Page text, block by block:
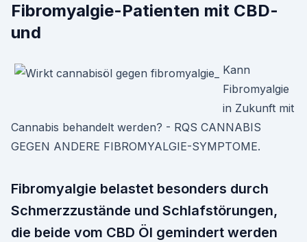
Fibromyalgie-Patienten mit CBD-
und
Kann
Fibromyalgie
in Zukunft mit
Cannabis behandelt werden? - RQS CANNABIS
GEGEN ANDERE FIBROMYALGIE-SYMPTOME.
Fibromyalgie belastet besonders durch
Schmerzzustände und Schlafstörungen,
die beide vom CBD Öl gemindert werden